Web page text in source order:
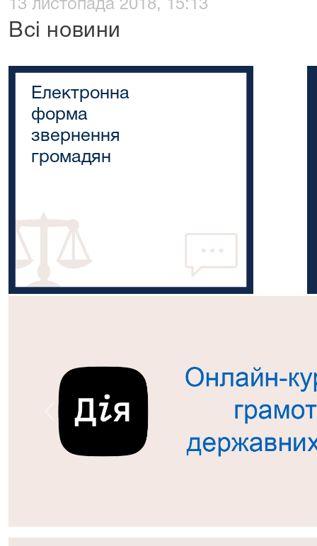
13 листопада 2018, 15:13
Всі новини
Електронна
форма
звернення
громадян
Попередній